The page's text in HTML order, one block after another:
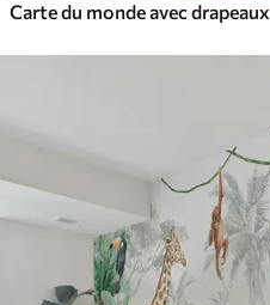
Carte du monde avec drapeaux